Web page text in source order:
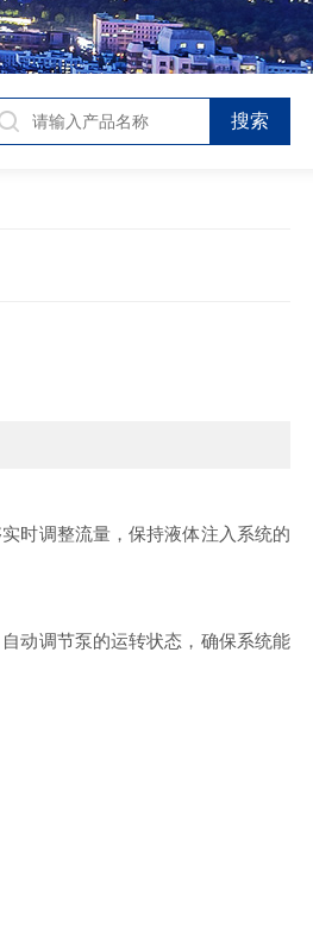
时调整流量，保持液体注入系统的
动调节泵的运转状态，确保系统能